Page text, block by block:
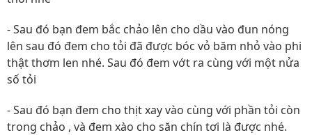
- Sau đó bạn đem bắc chảo lên cho dầu vào đun nóng
lên sau đó đem cho tỏi đã được bóc vỏ băm nhỏ vào phi
thật thơm len nhé. Sau đó đem vớt ra cùng với một nửa
số tỏi
- Sau đó bạn đem cho thịt xay vào cùng với phần tỏi còn
trong chảo , và đem xào cho săn chín tơi là được nhé.